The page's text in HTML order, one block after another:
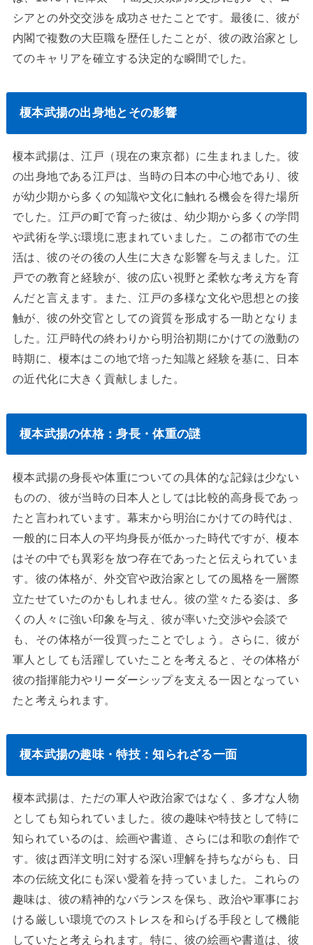
シアとの外交交渉を成功させたことです。最後に、彼が
内閣で複数の大臣職を歴任したことが、彼の政治家とし
てのキャリアを確立する決定的な瞬間でした。
榎本武揚の出身地とその影響
榎本武揚は、江戸（現在の東京都）に生まれました。彼
の出身地である江戸は、当時の日本の中心地であり、彼
が幼少期から多くの知識や文化に触れる機会を得た場所
でした。江戸の町で育った彼は、幼少期から多くの学問
や武術を学ぶ環境に恵まれていました。この都市での生
活は、彼のその後の人生に大きな影響を与えました。江
戸での教育と経験が、彼の広い視野と柔軟な考え方を育
んだと言えます。また、江戸の多様な文化や思想との接
触が、彼の外交官としての資質を形成する一助となりま
した。江戸時代の終わりから明治初期にかけての激動の
時期に、榎本はこの地で培った知識と経験を基に、日本
の近代化に大きく貢献しました。
榎本武揚の体格：身長・体重の謎
榎本武揚の身長や体重についての具体的な記録は少ない
ものの、彼が当時の日本人としては比較的高身長であっ
たと言われています。幕末から明治にかけての時代は、
一般的に日本人の平均身長が低かった時代ですが、榎本
はその中でも異彩を放つ存在であったと伝えられていま
す。彼の体格が、外交官や政治家としての風格を一層際
立たせていたのかもしれません。彼の堂々たる姿は、多
くの人々に強い印象を与え、彼が率いた交渉や会談で
も、その体格が一役買ったことでしょう。さらに、彼が
軍人としても活躍していたことを考えると、その体格が
彼の指揮能力やリーダーシップを支える一因となってい
たと考えられます。
榎本武揚の趣味・特技：知られざる一面
榎本武揚は、ただの軍人や政治家ではなく、多才な人物
としても知られていました。彼の趣味や特技として特に
知られているのは、絵画や書道、さらには和歌の創作で
す。彼は西洋文明に対する深い理解を持ちながらも、日
本の伝統文化にも深い愛着を持っていました。これらの
趣味は、彼の精神的なバランスを保ち、政治や軍事にお
ける厳しい環境でのストレスを和らげる手段として機能
していたと考えられます。特に、彼の絵画や書道は、彼